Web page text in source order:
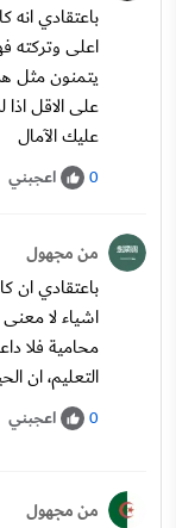
باعتقادي
اعلى
يتمنون مثل
على الاقل
عليك الآمال
0 اعجبني
من مجهول
باعتقادي ان
اشياء لا
محامية فلا
التعليم، ان
0 اعجبني
من مجهول